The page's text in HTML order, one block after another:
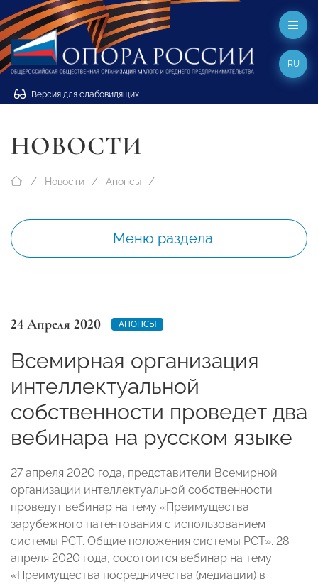
Версия для слабовидящих
RU
НОВОСТИ
Новости Анонсы
Меню раздела
24 Апреля 2020 АНОНСЫ
Всемирная организация
интеллектуальной
собственности проведет два
вебинара на русском языке
27 апреля 2020 года, представители Всемирной
организации интеллектуальной собственности
проведут вебинар на тему «Преимущества
зарубежного патентования с использованием
системы РСТ. Общие положения системы РСТ». 28
апреля 2020 года, сосотоится вебинар на тему
«Преимущества посредничества (медиации) в